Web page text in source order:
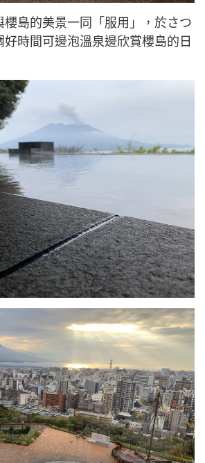
櫻島的美景一同「服用」，於さつ
好時間可邊泡溫泉邊欣賞櫻島的日